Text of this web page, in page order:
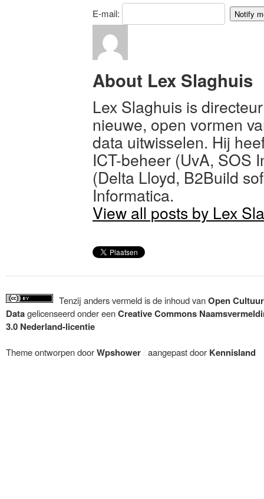
E-mail:
About Lex Slaghuis
Lex Slaghuis is
nieuwe, open vormen
data uitwisselen. Hij
ICT-beheer (UvA, SOS
(Delta Lloyd, B2Build
Informatica.
View all posts by Lex
Tenzij anders vermeld is de inhoud vanOpen Cultuur
Datagelicenseerd onder eenCreative Commons
3.0 Nederland-licentie
Theme ontworpen doorWpshower /aangepast door Kennisland